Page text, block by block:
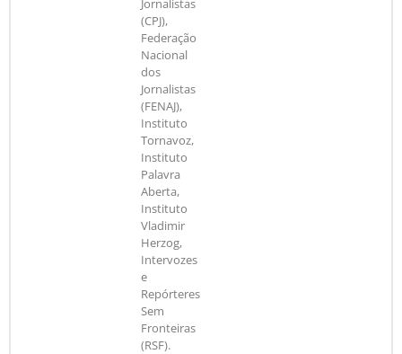
Jornalistas
(CPJ),
Federação
Nacional
dos
Jornalistas
(FENAJ),
Instituto
Tornavoz,
Instituto
Palavra
Aberta,
Instituto
Vladimir
Herzog,
Intervozes
e
Repórteres
Sem
Fronteiras
(RSF).